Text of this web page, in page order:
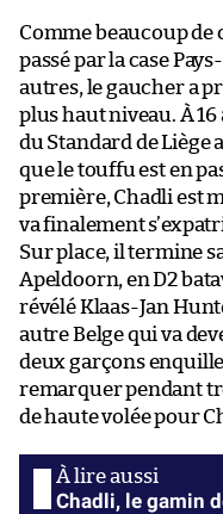
Comme beaucoup de
passé par la case
autres, le gaucher a
plus haut niveau. À
du Standard de Liège
que le touffu est en
première, Chadli est
va finalement
Sur place, il termine
Apeldoorn, en D2
révélé Klaas-Jan
autre Belge qui va
deux garçons
remarquer pendant
de haute volée pour
Chadli, le gamin